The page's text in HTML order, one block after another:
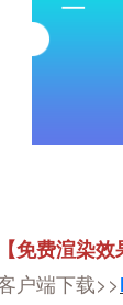
免费渲染
户端下载>>